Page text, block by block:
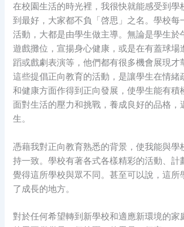
在校園生活的時光裡，我很快就能感受到學
到最好，大家都不負「啓思」之名。學校每
活動，大都是由學生做主導。無論是學生於
遊戲攤位，宣揚身心健康，或是在有蓋球場
蹈或戲劇表演等，他們都有很多機會展現才
這些提倡正向教育的活動，是讓學生在情緒
和健康方面作得到正向發展，使學生能有積
面對生活的壓力和挑戰，養成良好的品格，
生。
憑藉我對正向教育熟悉的背景，使我能與學
持一致。學校有著各式各樣精彩的活動、計
覺得這所學校與眾不同。甚至可以說，這所
了成長的地方。
對於任何希望轉到新學校和適應新環境的家